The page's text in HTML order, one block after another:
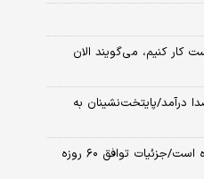
کار کنیم، می‌گویند الان
درآمد/پایتخت‌نشینان به
العربیه: توافق بازگشایی تنگه هرمز در راه است/جزئیات توافق ۶۰ روزه